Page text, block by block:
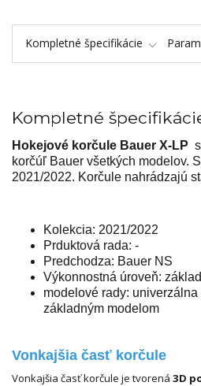
Kompletné špecifikácie
Kompletné
Hokejové korčule Bauer X-LP
korčúľ Bauer všetkých modelov.
2021/2022. Korčule nahrádzajú
Kolekcia: 2021/2022
Prduktová rada: -
Predchodza: Bauer NS
Výkonnostná úroveň:
modelové rady:
základným modelom
Vonkajšia časť korčule
Vonkajšia časť korčule je tvorená 3D